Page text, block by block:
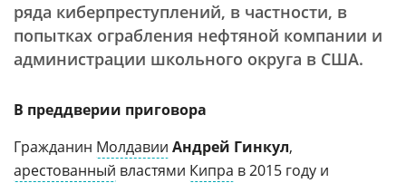
ряда киберпреступлений, в частности, в
попытках ограбления нефтяной компании и
администрации школьного округа в США.
В преддверии приговора
Гражданин Молдавии Андрей Гинкул,
арестованный властями Кипра в 2015 году и